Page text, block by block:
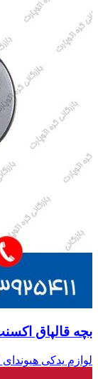
بچه قالپاق
لوازم یدکی